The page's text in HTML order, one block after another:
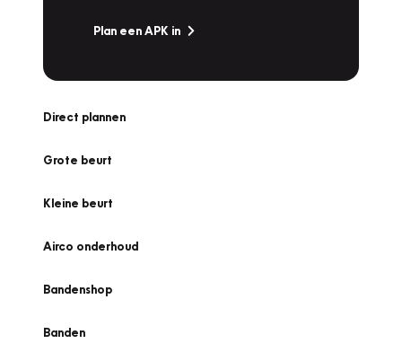
Plan een APK in
Direct plannen
Grote beurt
Kleine beurt
Airco onderhoud
Bandenshop
Banden